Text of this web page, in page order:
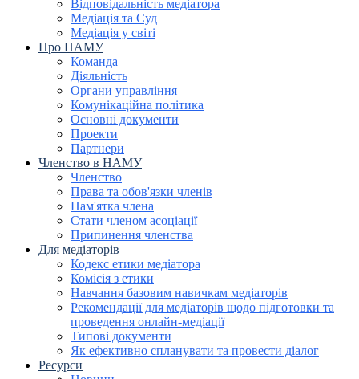
Відповідальність медіатора
Медіація та Суд
Медіація у світі
Про НАМУ
Команда
Діяльність
Органи управління
Комунікаційна політика
Основні документи
Проекти
Партнери
Членство в НАМУ
Членство
Права та обов'язки членів
Пам'ятка члена
Стати членом асоціації
Припинення членства
Для медіаторів
Кодекс етики медіатора
Комісія з етики
Навчання базовим навичкам медіаторів
Рекомендації для медіаторів щодо підготовки та
проведення онлайн-медіації
Типові документи
Як ефективно спланувати та провести діалог
Ресурси